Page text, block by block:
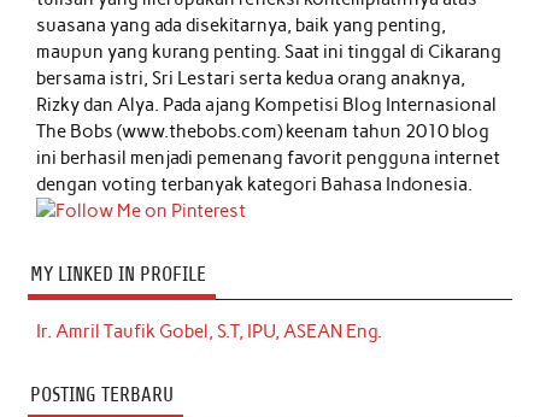
suasana yang ada disekitarnya, baik yang penting,
maupun yang kurang penting. Saat ini tinggal di Cikarang
bersama istri, Sri Lestari serta kedua orang anaknya,
Rizky dan Alya. Pada ajang Kompetisi Blog Internasional
The Bobs (www.thebobs.com) keenam tahun 2010 blog
ini berhasil menjadi pemenang favorit pengguna internet
dengan voting terbanyak kategori Bahasa Indonesia.
MY LINKED IN PROFILE
Ir. Amril Taufik Gobel, S.T, IPU, ASEAN Eng.
POSTING TERBARU